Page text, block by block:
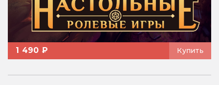
1 490 ₽ Купить